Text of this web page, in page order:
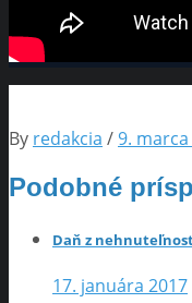
By redakcia /9.
Podobné
Daň z
17. januára 2017